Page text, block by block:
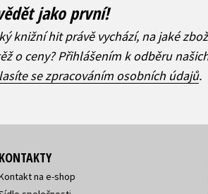
jako první!
knižní hit právě vychází, na jaké
o ceny? Přihlášením k odběru
se zpracováním osobních údajů.
KONTAKTY
na e-shop